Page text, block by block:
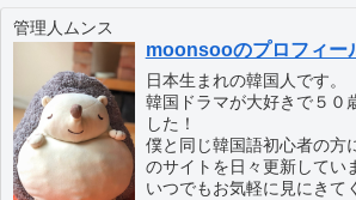
管理人ムンス
moonsooのプロフィー
日本生まれの韓国人です。
韓国ドラマが大好きで５０
した！
僕と同じ韓国語初心者の方
のサイトを日々更新してい
いつでもお気軽に見にきて